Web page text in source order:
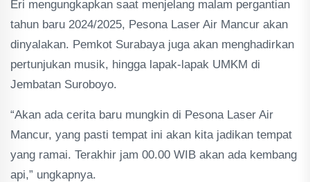
Eri mengungkapkan saat menjelang malam pergantian
tahun baru 2024/2025, Pesona Laser Air Mancur akan
dinyalakan. Pemkot Surabaya juga akan menghadirkan
pertunjukan musik, hingga lapak-lapak UMKM di
Jembatan Suroboyo.
“Akan ada cerita baru mungkin di Pesona Laser Air
Mancur, yang pasti tempat ini akan kita jadikan tempat
yang ramai. Terakhir jam 00.00 WIB akan ada kembang
api,” ungkapnya.